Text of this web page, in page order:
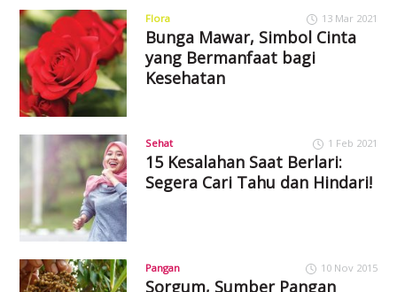
Flora 13 Mar 2021
Bunga Mawar, Simbol Cinta
yang Bermanfaat bagi
Kesehatan
Sehat 1 Feb 2021
15 Kesalahan Saat Berlari:
Segera Cari Tahu dan Hindari!
Pangan 10 Nov 2015
Sorgum, Sumber Pangan